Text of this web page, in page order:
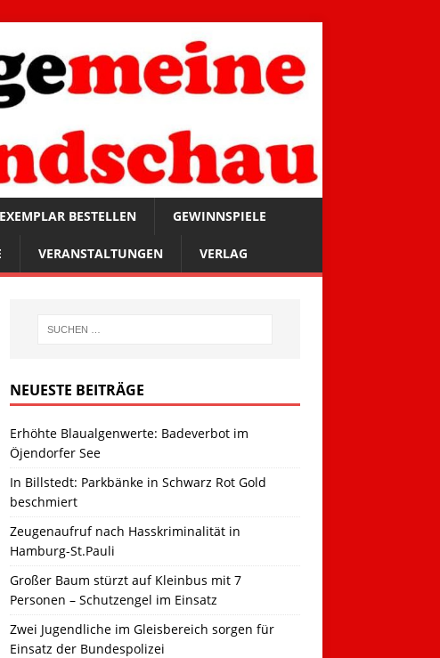
EXEMPLAR BESTELLEN GEWINNSPIELE
VERANSTALTUNGEN VERLAG
NEUESTE BEITRÄGE
Erhöhte Blaualgenwerte: Badeverbot im
Öjendorfer See
In Billstedt: Parkbänke in Schwarz Rot Gold
beschmiert
Zeugenaufruf nach Hasskriminalität in
Hamburg-St.Pauli
Großer Baum stürzt auf Kleinbus mit 7
Personen – Schutzengel im Einsatz
Zwei Jugendliche im Gleisbereich sorgen für
Einsatz der Bundespolizei